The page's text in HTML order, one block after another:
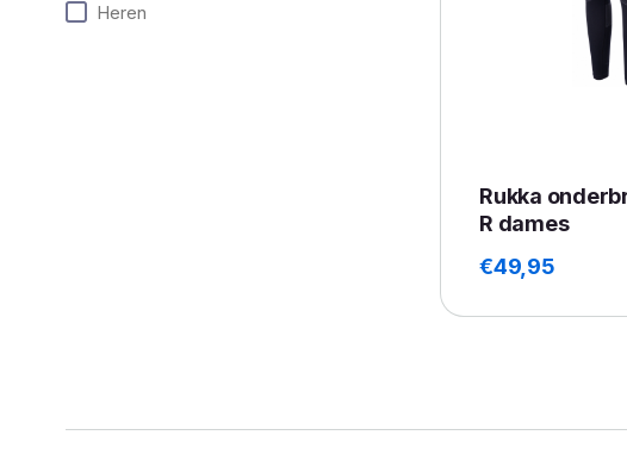
Rukka
R dames
€49,95
Heren